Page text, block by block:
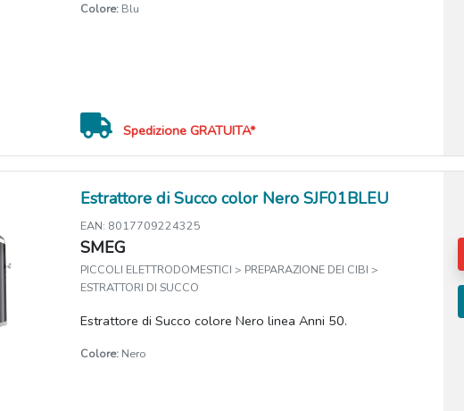
Colore: Blu
Spedizione GRATUITA*
Estrattore di Succo color Nero SJF01BLEU
EAN: 8017709224325
SMEG
PICCOLI ELETTRODOMESTICI > PREPARAZIONE DEI CIBI >
ESTRATTORI DI SUCCO
Estrattore di Succo colore Nero linea Anni 50.
Colore: Nero